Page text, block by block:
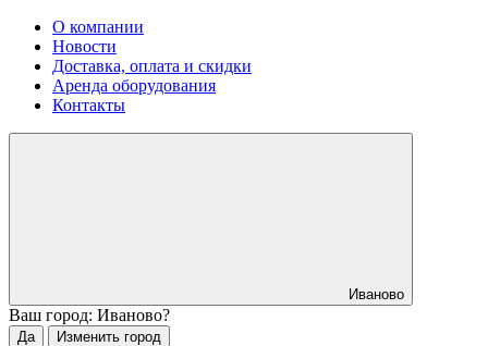
О компании
Новости
Доставка, оплата и скидки
Аренда оборудования
Контакты
Иваново
Ваш город: Иваново?
Да Изменить город